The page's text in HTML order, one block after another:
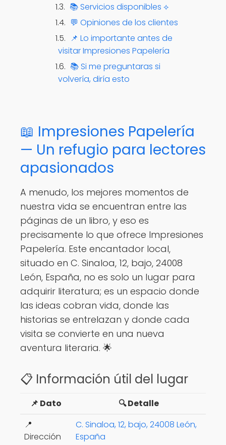
📚 Servicios disponibles ⟡
💬 Opiniones de los clientes
📌 Lo importante antes de
visitar Impresiones Papelería
📚 Si me preguntaras si
volvería, diría esto
📖 Impresiones Papelería
— Un refugio para lectores
apasionados
A menudo, los mejores momentos de
nuestra vida se encuentran entre las
páginas de un libro, y eso es
precisamente lo que ofrece Impresiones
Papelería. Este encantador local,
situado en C. Sinaloa, 12, bajo, 24008
León, España, no es solo un lugar para
adquirir literatura; es un espacio donde
las ideas cobran vida, donde las
historias se entrelazan y donde cada
visita se convierte en una nueva
aventura literaria. 🌟
📋 Información útil del lugar
📌 Dato
🔍 Detalle
📍
Dirección
C. Sinaloa, 12, bajo, 24008 León,
España